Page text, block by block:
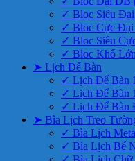
✓ Bloc Siêu
✓ Bloc Cực Đại
✓ Bloc Siêu
✓ Bloc Khổ
➤ Lịch Để Bàn
✓ Lịch Để Bàn
✓ Lịch Để Bàn
✓ Lịch Để Bàn
➤ Bìa Lịch Treo
✓ Bìa Lịch
✓ Bìa Lịch Bế